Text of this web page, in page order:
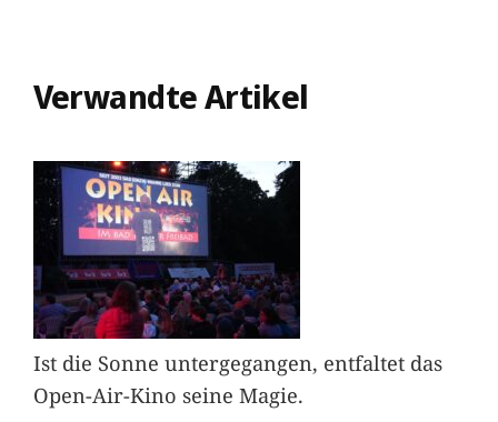
Verwandte Artikel
Ist die Sonne untergegangen, entfaltet das
Open-Air-Kino seine Magie.